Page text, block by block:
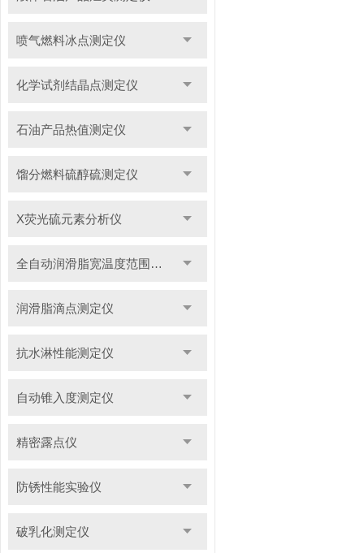
喷气燃料冰点测定仪
化学试剂结晶点测定仪
石油产品热值测定仪
馏分燃料硫醇硫测定仪
X荧光硫元素分析仪
全自动润滑脂宽温度范围滴点测定仪
润滑脂滴点测定仪
抗水淋性能测定仪
自动锥入度测定仪
精密露点仪
防锈性能实验仪
破乳化测定仪